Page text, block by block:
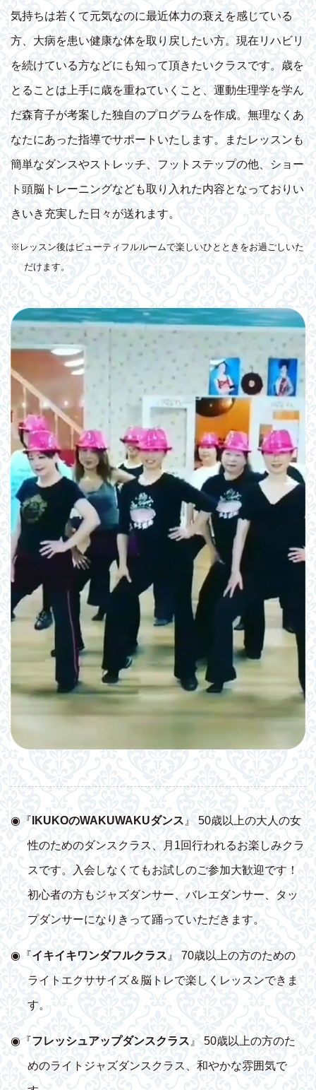
気持ちは若くて元気なのに最近体力の衰えを感じている
方、大病を患い健康な体を取り戻したい方。現在リハビリ
を続けている方などにも知って頂きたいクラスです。歳を
とることは上手に歳を重ねていくこと、運動生理学を学ん
だ森育子が考案した独自のプログラムを作成。無理なくあ
なたにあった指導でサポートいたします。またレッスンも
簡単なダンスやストレッチ、フットステップの他、ショー
ト頭脳トレーニングなども取り入れた内容となっておりい
きいき充実した日々が送れます。
※レッスン後はビューティフルルームで楽しいひとときをお過ごしいた
だけます。
◉『 IKUKOのWAKUWAKUダンス 』 50歳以上の大人の女
性のためのダンスクラス、月1回行われるお楽しみクラ
スです。入会しなくてもお試しのご参加大歓迎です！
初心者の方もジャズダンサー、バレエダンサー、タッ
プダンサーになりきって踊っていただきます。
◉『イキイキワンダフルクラス 』 70歳以上の方のための
ライトエクササイズ＆脳トレで楽しくレッスンできま
す。
◉『フレッシュアップダンスクラス』 50歳以上の方のた
めのライトジャズダンスクラス、和やかな雰囲気で